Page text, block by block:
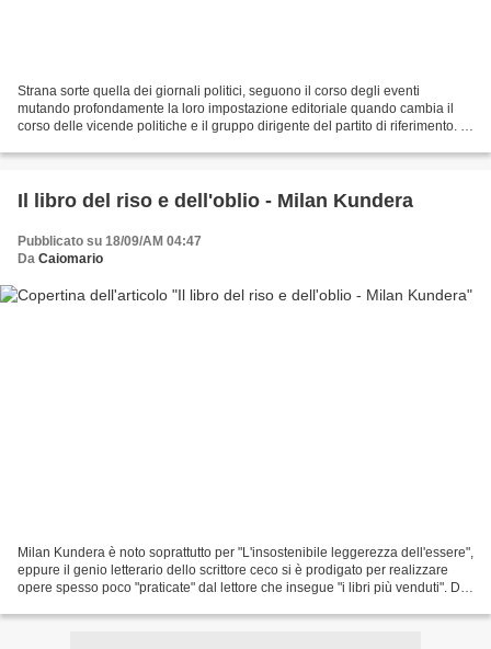
Strana sorte quella dei giornali politici, seguono il corso degli eventi
mutando profondamente la loro impostazione editoriale quando cambia il
corso delle vicende politiche e il gruppo dirigente del partito di riferimento. Il
Il libro del riso e dell'oblio - Milan Kundera
Pubblicato su 18/09/AM 04:47
Da Caiomario
Milan Kundera è noto soprattutto per "L'insostenibile leggerezza dell'essere",
eppure il genio letterario dello scrittore ceco si è prodigato per realizzare
opere spesso poco "praticate" dal lettore che insegue "i libri più venduti". Di